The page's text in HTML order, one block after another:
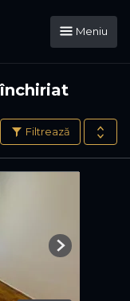
Meniu
Filtrează
Next